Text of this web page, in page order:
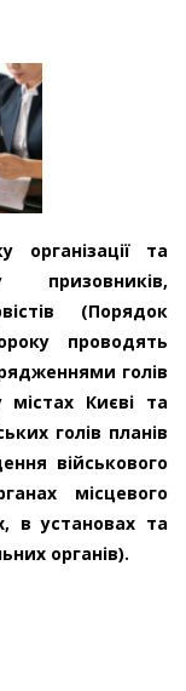
організації та
призовників,
(Порядок
проводять
голів
містах Києві та
голів планів
військового
місцевого
в установах та
органів).